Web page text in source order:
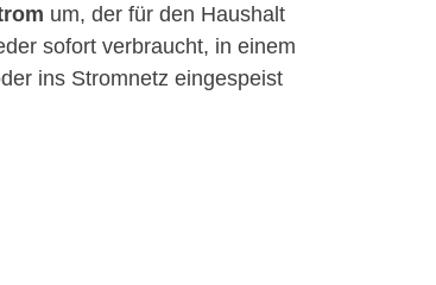
um, der für den Haushalt
sofort verbraucht, in einem
ins Stromnetz eingespeist